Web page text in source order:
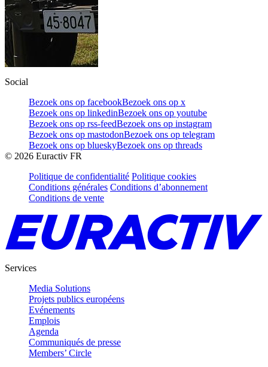
Social
Bezoek ons op facebookBezoek ons op x
Bezoek ons op linkedinBezoek ons op youtube
Bezoek ons op rss-feedBezoek ons op instagram
Bezoek ons op mastodonBezoek ons op telegram
Bezoek ons op blueskyBezoek ons op threads
© 2026 Euractiv FR
Politique de confidentialité Politique cookies
Conditions générales Conditions d’abonnement
Conditions de vente
Services
Media Solutions
Projets publics européens
Evénements
Emplois
Agenda
Communiqués de presse
Members’ Circle